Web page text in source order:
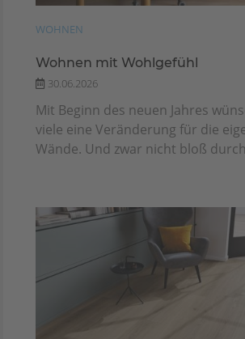
WOHNEN
Wohnen mit Wohlgefühl
30.06.2026
Mit Beginn des neuen Jahres
viele eine Veränderung für die
Wände. Und zwar nicht bloß